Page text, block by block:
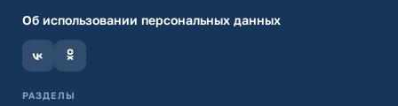
Об использовании персональных данных
РАЗДЕЛЫ